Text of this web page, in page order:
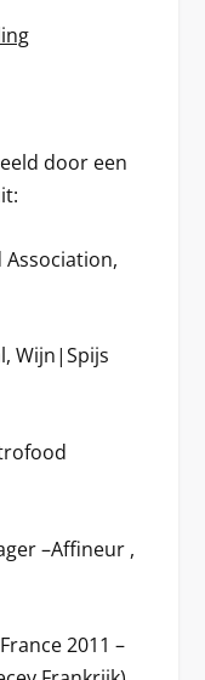
door een
Association,
Wijn|Spijs
–Affineur ,
2011 –